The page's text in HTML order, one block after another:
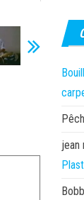
jean